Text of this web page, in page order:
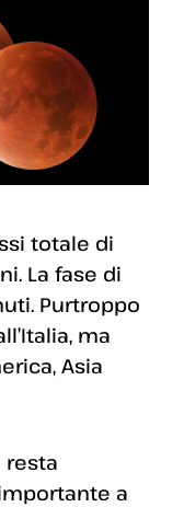
totale di
La fase di
Purtroppo
ma
Asia
resta
a